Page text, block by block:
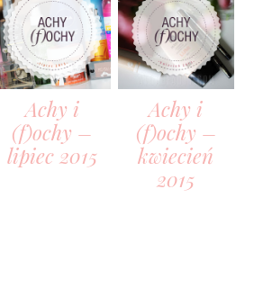
Achy i
(f)ochy –
lipiec 2015
Achy i
(f)ochy –
kwiecień
2015